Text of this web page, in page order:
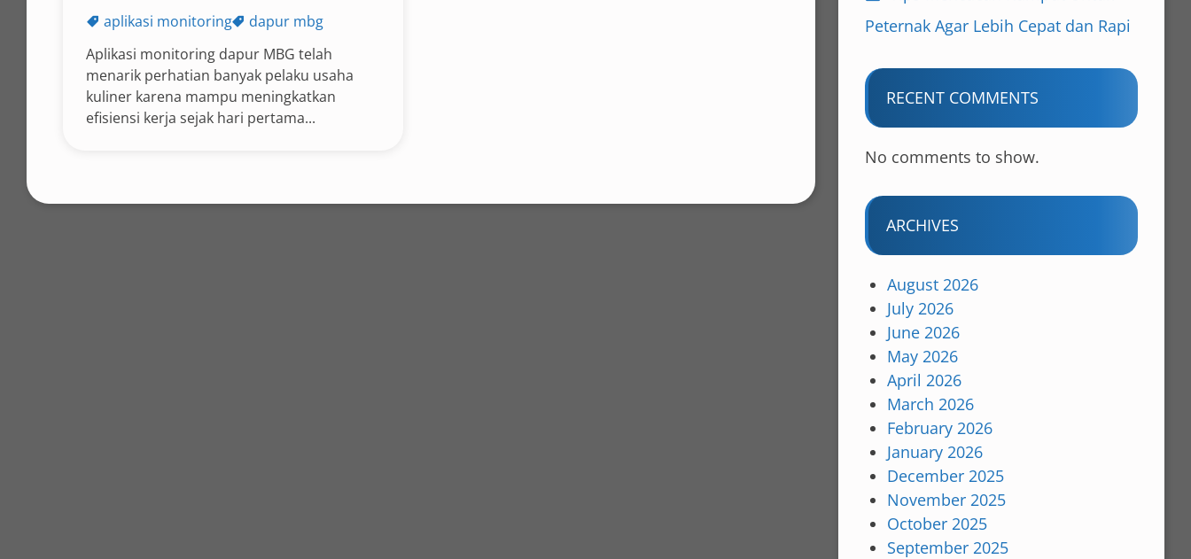
aplikasi monitoring
dapur mbg
Aplikasi monitoring dapur MBG telah
menarik perhatian banyak pelaku usaha
kuliner karena mampu meningkatkan
efisiensi kerja sejak hari pertama...
Peternak Agar Lebih Cepat dan Rapi
RECENT COMMENTS
No comments to show.
ARCHIVES
August 2026
July 2026
June 2026
May 2026
April 2026
March 2026
February 2026
January 2026
December 2025
November 2025
October 2025
September 2025